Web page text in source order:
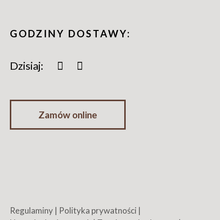
GODZINY DOSTAWY:
Dzisiaj:
Zamów online
Regulaminy | Polityka prywatności |